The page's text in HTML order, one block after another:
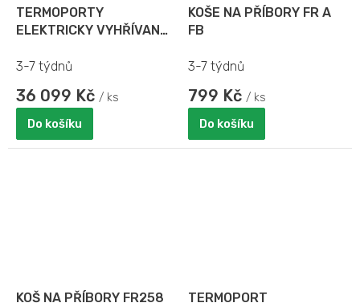
TERMOPORTY
ELEKTRICKY VYHŘÍVANÉ
3-7 týdnů
36 099 Kč / ks
Do košíku
KOŠE NA PŘÍBORY FR A
FB
3-7 týdnů
799 Kč / ks
Do košíku
KOŠ NA PŘÍBORY FR258
TERMOPORT